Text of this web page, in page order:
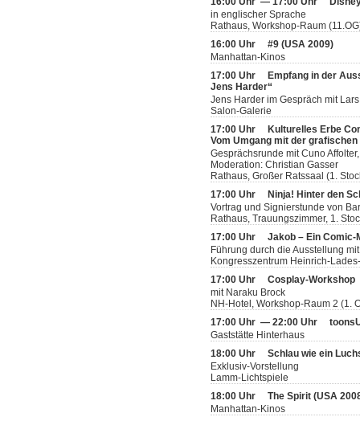
in englischer Sprache
Rathaus, Workshop-Raum
16:00 Uhr #9 (USA 2009)
Manhattan-Kinos
17:00 Uhr
Empfang in der
Jens Harder“
Jens Harder im Gespräch mit
Salon-Galerie
17:00 Uhr
Kulturelles Erbe
Vom Umgang mit der
Gesprächsrunde mit Cuno
Moderation: Christian Gasser
Rathaus, Großer Ratssaal (1.
17:00 Uhr
Ninja! Hinter den
Vortrag und Signierstunde von
Rathaus, Trauungszimmer, 1.
17:00 Uhr Jakob – Ein Comic-
Führung durch die Ausstellung
Kongresszentrum Heinrich-
17:00 Uhr Cosplay-Workshop
mit Naraku Brock
NH-Hotel, Workshop-Raum 2 (1.
17:00 Uhr — 22:00 Uhr
Gaststätte Hinterhaus
18:00 Uhr Schlau wie ein
Exklusiv-Vorstellung
Lamm-Lichtspiele
18:00 Uhr The Spirit (USA
Manhattan-Kinos